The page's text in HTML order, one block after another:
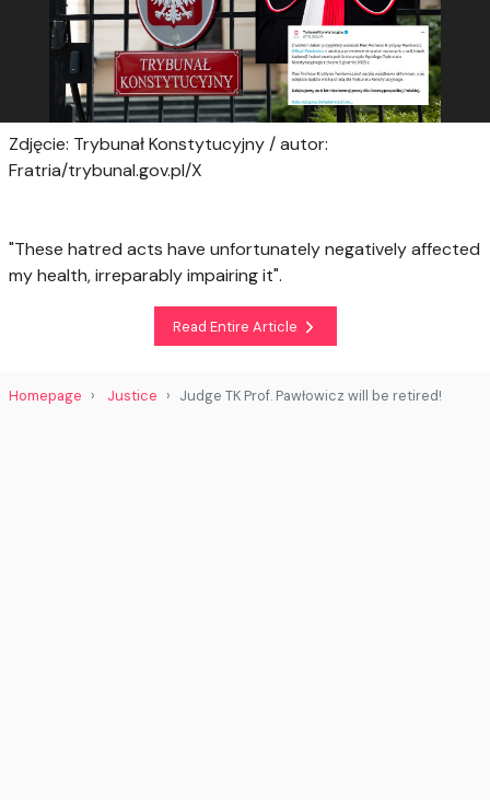
Zdjęcie: Trybunał Konstytucyjny / autor:
Fratria/trybunal.gov.pl/X
"These hatred acts have unfortunately negatively affected
my health, irreparably impairing it".
Read Entire Article
Homepage Justice Judge TK Prof. Pawłowicz will be retired!